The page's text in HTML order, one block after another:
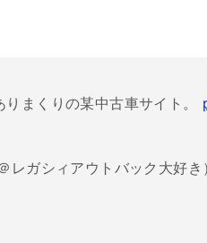
まくりの某中古車サイト。
レガシィアウトバック大好